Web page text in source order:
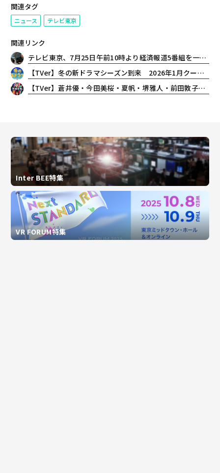
関連タグ
ニュース テレビ東京
関連リンク
テレビ東京、7月25日午前10時より経済報道5番組を一挙放送する「テレ東BIZ夏休みSP」を放送
【TVer】冬の新ドラマシーズン到来 2026年1月クール約50作品の予告動画を一挙配信開始
【TVer】蒼井優・今田美桜・夏帆・堺雅人・前田敦子・松本若菜の魅力を深掘り！2026年夏見逃せない「俳優特集」配信開始
Inter BEE特集
VR FORUM特集